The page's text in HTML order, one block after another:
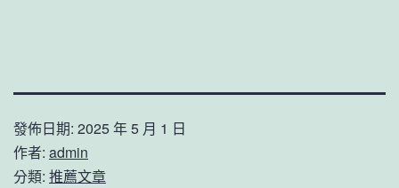
發佈日期: 2025 年 5 月 1 日
作者: admin
分類: 推薦文章